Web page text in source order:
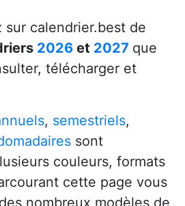
sur calendrier.best de
2026 et 2027 que
télécharger et
, semestriels,
sont
couleurs, formats
cette page vous
nombreux modèles de